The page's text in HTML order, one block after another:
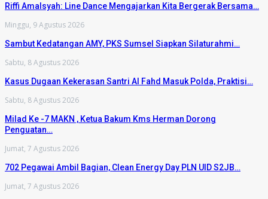
Riffi Amalsyah: Line Dance Mengajarkan Kita Bergerak Bersama…
Minggu, 9 Agustus 2026
Sambut Kedatangan AMY, PKS Sumsel Siapkan Silaturahmi…
Sabtu, 8 Agustus 2026
Kasus Dugaan Kekerasan Santri Al Fahd Masuk Polda, Praktisi…
Sabtu, 8 Agustus 2026
Milad Ke -7 MAKN , Ketua Bakum Kms Herman Dorong
Penguatan…
Jumat, 7 Agustus 2026
702 Pegawai Ambil Bagian, Clean Energy Day PLN UID S2JB…
Jumat, 7 Agustus 2026